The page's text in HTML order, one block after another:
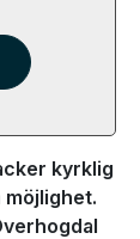
kyrklig